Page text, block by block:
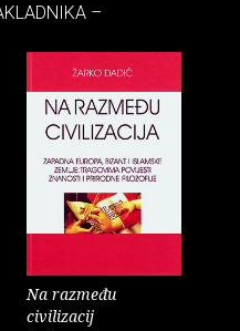
–
Na razmeđu
civilizacij